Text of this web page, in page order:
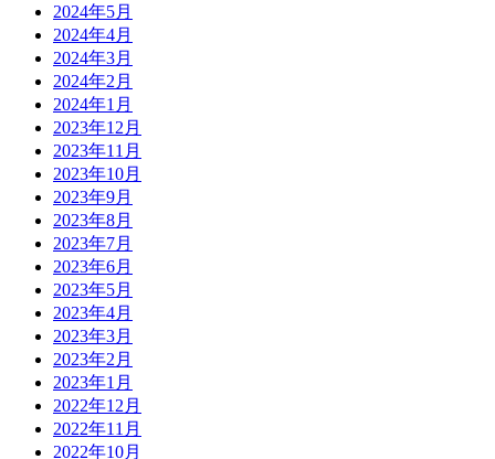
2024年5月
2024年4月
2024年3月
2024年2月
2024年1月
2023年12月
2023年11月
2023年10月
2023年9月
2023年8月
2023年7月
2023年6月
2023年5月
2023年4月
2023年3月
2023年2月
2023年1月
2022年12月
2022年11月
2022年10月